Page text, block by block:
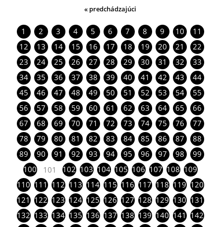
« predchádzajúci
1 2 3 4 5 6 7 8 9 10
11
12
13 14 15 16 17 18 19 20 21
22
23
24 25 26 27 28 29 30 31 32
33
34
35 36 37 38 39 40 41 42 43
44
45
46 47 48 49 50 51 52 53 54
55
56
57 58 59 60 61 62 63 64 65
66
67
68 69 70 71 72 73 74 75 76
77
78
79 80 81 82 83 84 85 86 87
88
89
90 91 92 93 94 95 96 97 98
99
100
101 102 103 104 105 106 107 108 109
110 111 112 113 114 115 116 117 118 119 120
121 122 123 124 125 126 127 128 129 130 131
132 133 134 135 136 137 138 139 140 141 142